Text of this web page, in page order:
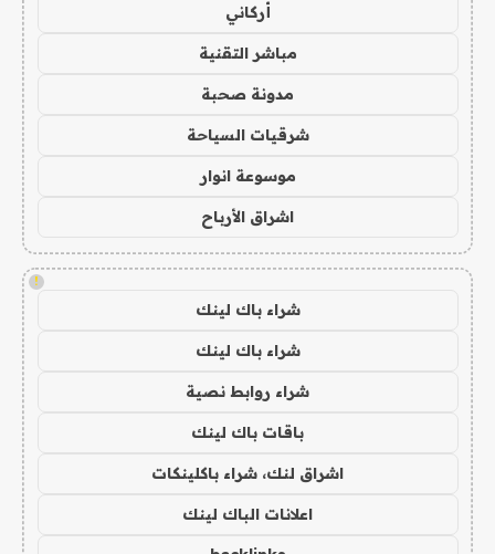
أركاني
مباشر التقنية
مدونة صحبة
شرقيات السياحة
موسوعة انوار
اشراق الأرباح
!
شراء باك لينك
شراء باك لينك
شراء روابط نصية
باقات باك لينك
اشراق لنك، شراء باكلينكات
اعلانات الباك لينك